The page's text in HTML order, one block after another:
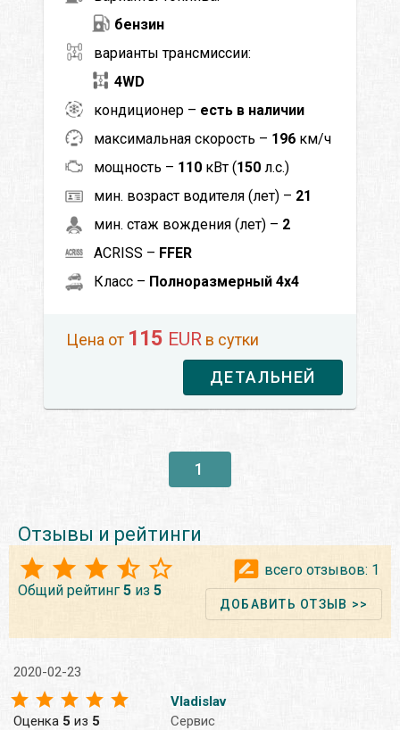
бензин
варианты трансмиссии:
4WD
кондиционер – есть в наличии
максимальная скорость – 196 км/ч
мощность – 110 кВт (150 л.с.)
мин. возраст водителя (лет) – 21
мин. стаж вождения (лет) – 2
ACRISS – FFER
Класс – Полноразмерный 4x4
Цена от 115 EUR в сутки
ДЕТАЛЬНЕЙ
1
Отзывы и рейтинги
Общий рейтинг 5 из 5
всего отзывов: 1
ДОБАВИТЬ ОТЗЫВ >>
2020-02-23
Оценка 5 из 5
Vladislav
Сервис